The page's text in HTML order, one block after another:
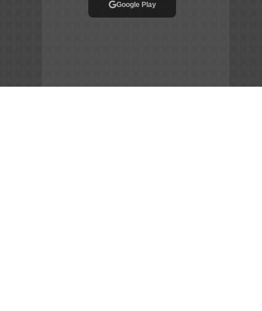
Google Play